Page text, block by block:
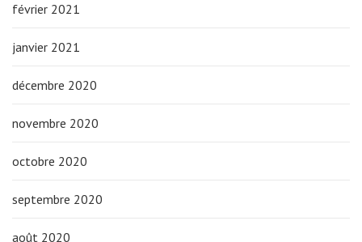
février 2021
janvier 2021
décembre 2020
novembre 2020
octobre 2020
septembre 2020
août 2020